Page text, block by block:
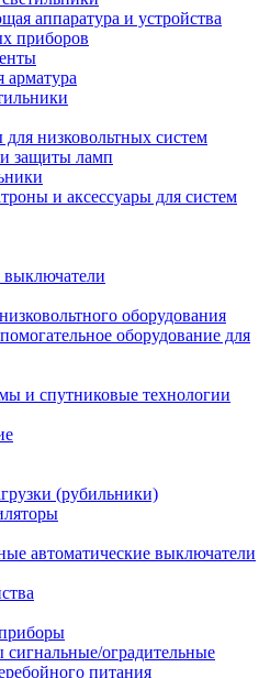
аппаратура и устройства
приборов
арматура
низковольтных систем
защиты ламп
и аксессуары для систем
выключатели
оборудования
оборудование для
и спутниковые технологии
(рубильники)
автоматические выключатели
оградительные
питания